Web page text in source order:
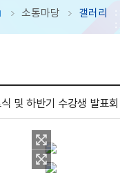
소통마당 갤러리
및 하반기 수강생 발표